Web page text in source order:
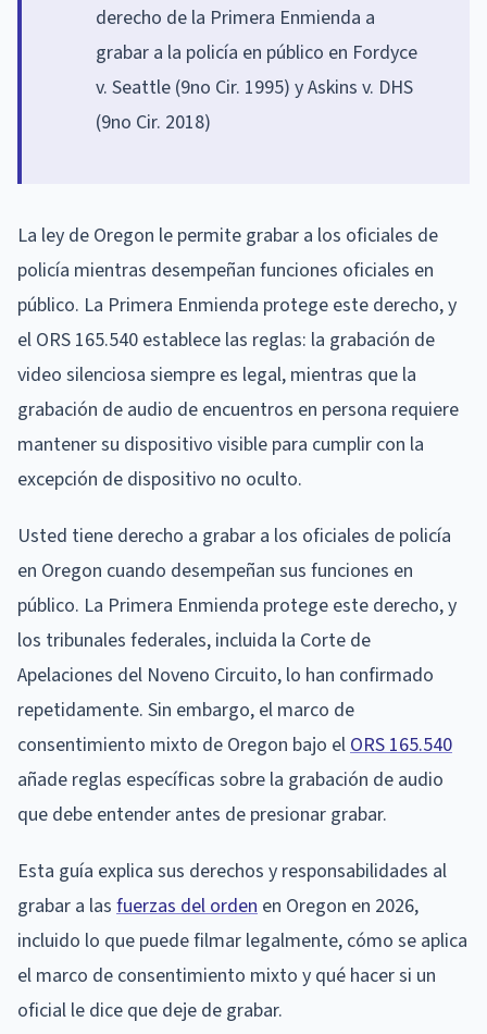
derecho de la Primera Enmienda a
grabar a la policía en público en Fordyce
v. Seattle (9no Cir. 1995) y Askins v. DHS
(9no Cir. 2018)
La ley de Oregon le permite grabar a los oficiales de
policía mientras desempeñan funciones oficiales en
público. La Primera Enmienda protege este derecho, y
el ORS 165.540 establece las reglas: la grabación de
video silenciosa siempre es legal, mientras que la
grabación de audio de encuentros en persona requiere
mantener su dispositivo visible para cumplir con la
excepción de dispositivo no oculto.
Usted tiene derecho a grabar a los oficiales de policía
en Oregon cuando desempeñan sus funciones en
público. La Primera Enmienda protege este derecho, y
los tribunales federales, incluida la Corte de
Apelaciones del Noveno Circuito, lo han confirmado
repetidamente. Sin embargo, el marco de
consentimiento mixto de Oregon bajo el ORS 165.540
añade reglas específicas sobre la grabación de audio
que debe entender antes de presionar grabar.
Esta guía explica sus derechos y responsabilidades al
grabar a las fuerzas del orden en Oregon en 2026,
incluido lo que puede filmar legalmente, cómo se aplica
el marco de consentimiento mixto y qué hacer si un
oficial le dice que deje de grabar.